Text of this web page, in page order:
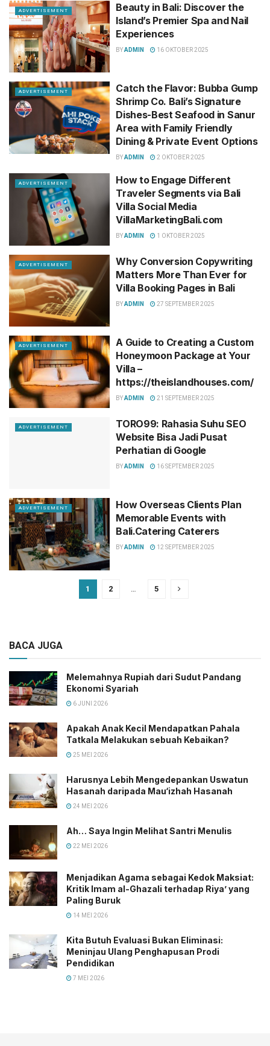
ADVERTISEMENT
Beauty in Bali: Discover the
Island’s Premier Spa and Nail
Experiences
BYADMIN 16 OKTOBER 2025
ADVERTISEMENT
Catch the Flavor: Bubba Gump
Shrimp Co. Bali’s Signature
Dishes-Best Seafood in Sanur
Area with Family Friendly
Dining & Private Event Options
BYADMIN 2 OKTOBER 2025
ADVERTISEMENT
How to Engage Different
Traveler Segments via Bali
Villa Social Media
VillaMarketingBali.com
BYADMIN 1 OKTOBER 2025
ADVERTISEMENT
Why Conversion Copywriting
Matters More Than Ever for
Villa Booking Pages in Bali
BYADMIN 27 SEPTEMBER 2025
ADVERTISEMENT
A Guide to Creating a Custom
Honeymoon Package at Your
Villa –
https://theislandhouses.com/
BYADMIN 21 SEPTEMBER 2025
ADVERTISEMENT
TORO99: Rahasia Suhu SEO
Website Bisa Jadi Pusat
Perhatian di Google
BYADMIN 16 SEPTEMBER 2025
ADVERTISEMENT
How Overseas Clients Plan
Memorable Events with
Bali.Catering Caterers
BYADMIN 12 SEPTEMBER 2025
1 2 5
BACA JUGA
Melemahnya Rupiah dari Sudut Pandang
Ekonomi Syariah
6 JUNI 2026
Apakah Anak Kecil Mendapatkan Pahala
Tatkala Melakukan sebuah Kebaikan?
25 MEI 2026
Harusnya Lebih Mengedepankan Uswatun
Hasanah daripada Mau‘izhah Hasanah
24 MEI 2026
Ah… Saya Ingin Melihat Santri Menulis
22 MEI 2026
Menjadikan Agama sebagai Kedok Maksiat:
Kritik Imam al-Ghazali terhadap Riya’ yang
Paling Buruk
14 MEI 2026
Kita Butuh Evaluasi Bukan Eliminasi:
Meninjau Ulang Penghapusan Prodi
Pendidikan
7 MEI 2026